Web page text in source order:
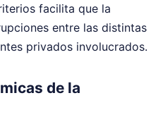
facilita que la
entre las distintas
privados involucrados.
de la